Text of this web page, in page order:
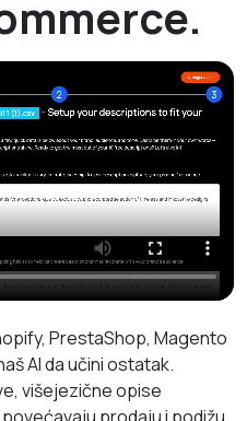
PrestaShop, Magento
AI da učini ostatak.
višejezične opise